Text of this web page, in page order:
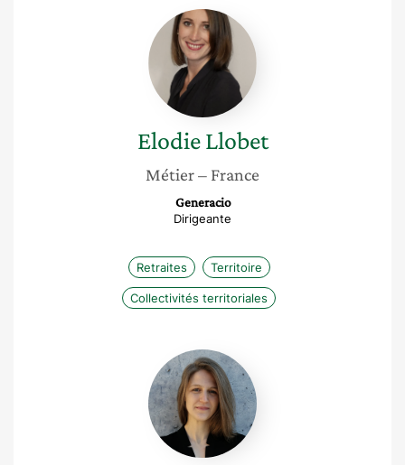
Elodie
Llobet
Elodie Llobet
Métier– France
Generacio
Dirigeante
Retraites Territoire
Collectivités territoriales
Mélissa
Petit